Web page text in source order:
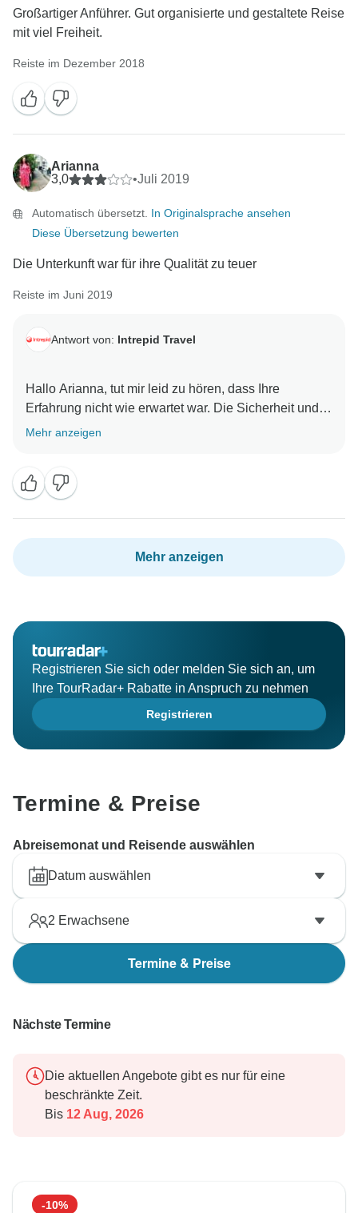
Großartiger Anführer. Gut organisierte und gestaltete Reise
mit viel Freiheit.
Reiste im Dezember 2018
Arianna
3,0
•Juli 2019
Automatisch übersetzt. In Originalsprache ansehen
Diese Übersetzung bewerten
Die Unterkunft war für ihre Qualität zu teuer
Reiste im Juni 2019
Antwort von: Intrepid Travel
Hallo Arianna, tut mir leid zu hören, dass Ihre
Erfahrung nicht wie erwartet war. Die Sicherheit und
Zufriedenheit unserer Reisenden ist unsere oberste
vollständigen Namen, Buchungsreferenz und an
Mehr anzeigen
Mehr anzeigen
Registrieren Sie sich oder melden Sie sich an, um
Ihre TourRadar+ Rabatte in Anspruch zu nehmen
Registrieren
Termine & Preise
Abreisemonat und Reisende auswählen
Datum auswählen
2 Erwachsene
Termine & Preise
Nächste Termine
Die aktuellen Angebote gibt es nur für eine
beschränkte Zeit.
Bis 12 Aug, 2026
-10%